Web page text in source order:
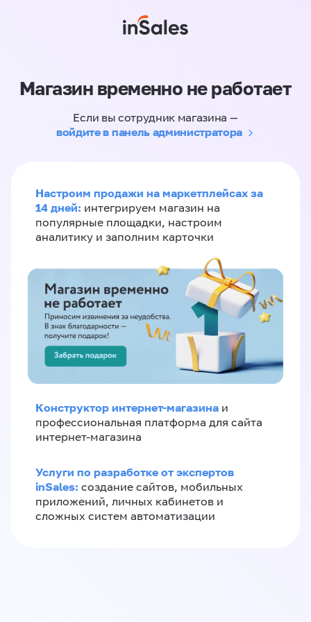
Магазин временно не работает
Если вы сотрудник магазина —
войдите в панель администратора
Настроим продажи на маркетплейсах за
14 дней: интегрируем магазин на
популярные площадки, настроим
аналитику и заполним карточки
Конструктор интернет-магазина и
профессиональная платформа для сайта
интернет-магазина
Услуги по разработке от экспертов
inSales: создание сайтов, мобильных
приложений, личных кабинетов и
сложных систем автоматизации